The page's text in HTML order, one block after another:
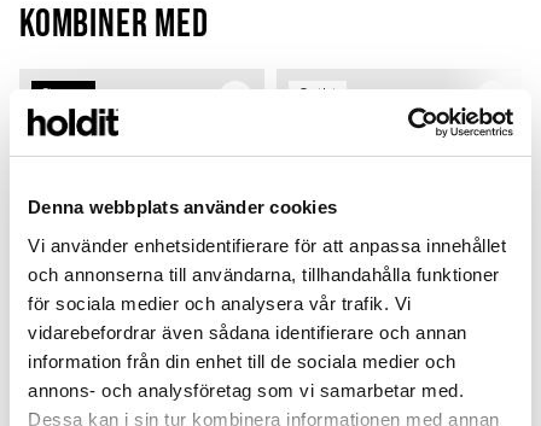
Denna webbplats använder cookies
Vi använder enhetsidentifierare för att anpassa innehållet
och annonserna till användarna, tillhandahålla funktioner
för sociala medier och analysera vår trafik. Vi
vidarebefordrar även sådana identifierare och annan
information från din enhet till de sociala medier och
annons- och analysföretag som vi samarbetar med.
Dessa kan i sin tur kombinera informationen med annan
Kombiner med
Sign up
Card Holder
Outlet
Silicone Case